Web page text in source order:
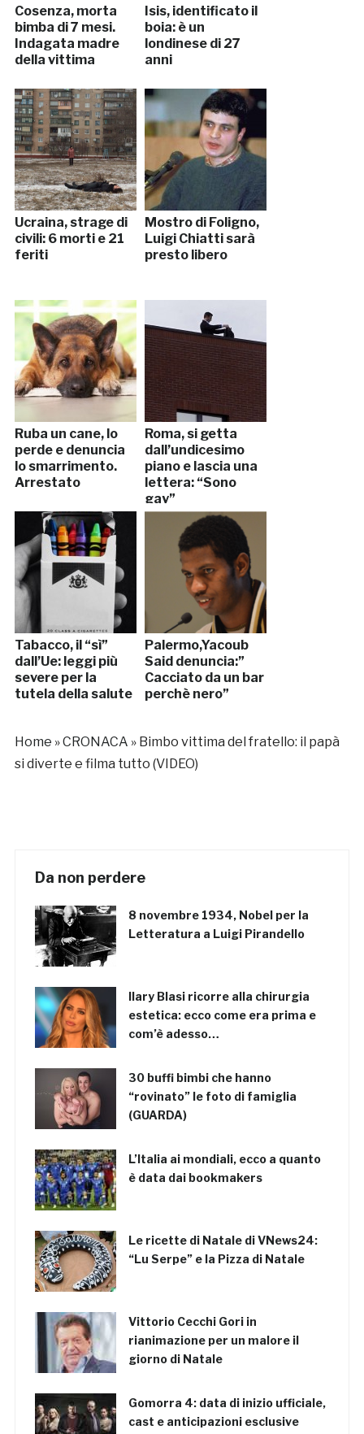
Cosenza, morta
bimba di 7 mesi.
Indagata madre
della vittima
Isis, identificato il
boia: è un
londinese di 27
anni
Ucraina, strage di
civili: 6 morti e 21
feriti
Mostro di Foligno,
Luigi Chiatti sarà
presto libero
Ruba un cane, lo
perde e denuncia
lo smarrimento.
Arrestato
Roma, si getta
dall’undicesimo
piano e lascia una
lettera: “Sono
gay”
Tabacco, il “sì”
dall’Ue: leggi più
severe per la
tutela della salute
Palermo,Yacoub
Said denuncia:”
Cacciato da un bar
perchè nero”
Home »CRONACA » Bimbo vittima del fratello: il papà
si diverte e filma tutto (VIDEO)
Da non perdere
8 novembre 1934, Nobel per la
Letteratura a Luigi Pirandello
Ilary Blasi ricorre alla chirurgia
estetica: ecco come era prima e
com’è adesso…
30 buffi bimbi che hanno
“rovinato” le foto di famiglia
(GUARDA)
L’Italia ai mondiali, ecco a quanto
è data dai bookmakers
Le ricette di Natale di VNews24:
“Lu Serpe” e la Pizza di Natale
Vittorio Cecchi Gori in
rianimazione per un malore il
giorno di Natale
Gomorra 4: data di inizio ufficiale,
cast e anticipazioni esclusive